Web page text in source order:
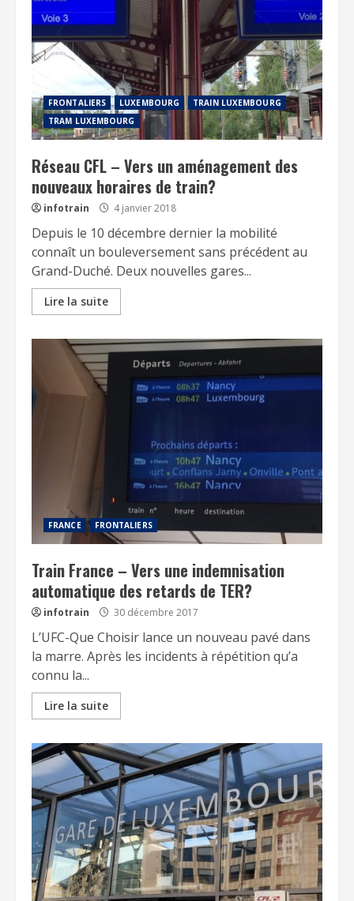
FRONTALIERS LUXEMBOURG
TRAIN LUXEMBOURG
TRAM LUXEMBOURG
Réseau CFL – Vers un aménagement des
nouveaux horaires de train?
infotrain 4 janvier 2018
Depuis le 10 décembre dernier la mobilité
connaît un bouleversement sans précédent au
Grand-Duché. Deux nouvelles gares...
Lire la suite
FRANCE FRONTALIERS
Train France – Vers une indemnisation
automatique des retards de TER?
infotrain 30 décembre 2017
L’UFC-Que Choisir lance un nouveau pavé dans
la marre. Après les incidents à répétition qu’a
connu la...
Lire la suite